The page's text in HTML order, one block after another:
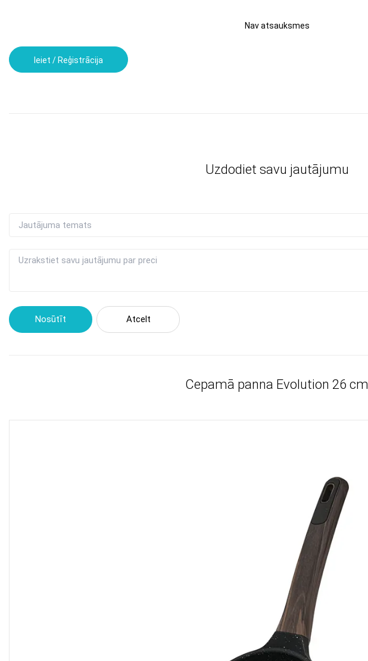
Nav atsauksmes
Ieiet / Reģistrācija
Uzdodiet savu jautājumu
Nosūtīt Atcelt
Cepamā panna Evolution 26 cm